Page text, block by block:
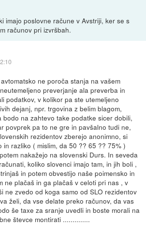
imajo poslovne račune v Avstriji, ker se s
računov pri izvršbah.
ne poroča stanja na vašem
preverjanje ala preverba in
podatkov, v kolikor pa ste utemeljeno
dejanj, npr. trgovina z belim blagom,
bodo na zahtevo take podatke sicer dobili,
povprek pa to ne gre in pavšalno tudi ne,
rezidentov zberejo anonimno, si
in razliko ( mislim, da 50 ?? 65 ?? 75% )
nakažejo na slovenski Durs. In seveda
koliko slovenci imajo tam, in jih boli ,
in potem obvestijo naše poimensko in
ne plačaš in ga plačaš v celoti pri nas , v
ne zvedo od koga samo od SLO rezidentov
želi, da vse delate preko računov, da vas
še taxe za sranje uvedli in boste morali na
števce montirati ..............